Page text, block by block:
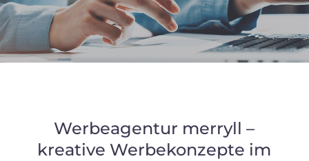
Werbeagentur merryll –
kreative Werbekonzepte im